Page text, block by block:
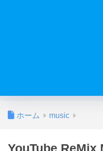
ホーム music
YouTube ReMix